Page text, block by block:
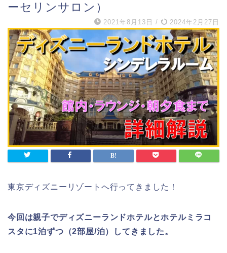
ーセリンサロン）
2021年8月13日 / 2024年2月27日
東京ディズニーリゾートへ行ってきました！
今回は親子でディズニーランドホテルとホテルミラコ
スタに1泊ずつ（2部屋/泊）してきました。